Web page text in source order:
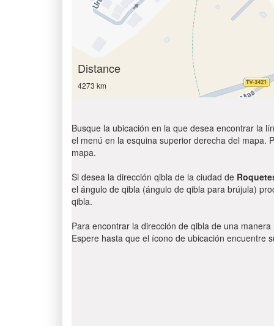
Distance
4273 km
Busque la ubicación en la que desea encontrar la
el menú en la esquina superior derecha del mapa.
mapa.
Si desea la dirección qibla de la ciudad de
el ángulo de qibla (ángulo de qibla para brújula)
qibla.
Para encontrar la dirección de qibla de una
Espere hasta que el ícono de ubicación encuentre